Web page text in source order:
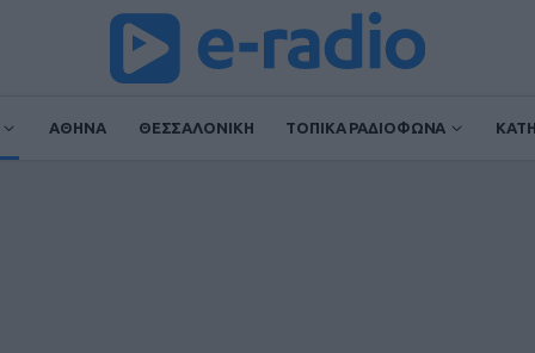
ΑΘΗΝΑ ΘΕΣΣΑΛΟΝΙΚΗ ΤΟΠΙΚΑ ΡΑΔΙΟΦΩΝΑ